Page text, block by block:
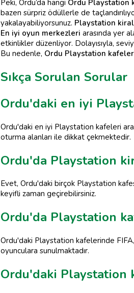
Peki, Ordu’da hangi Ordu Playstation
bazen sürpriz ödüllerle de
yakalayabiliyorsunuz. Playstation
En iyi oyun merkezleri arasında yer
etkinlikler düzenliyor. Dolayısıyla,
Bu nedenle, Ordu Playstation
Sıkça Sorulan Sorular
Ordu'daki en iyi
Ordu'daki en iyi Playstation kafeleri
oturma alanları ile dikkat çekmektedir.
Ordu'da Playstation
Evet, Ordu'daki birçok Playstation
keyifli zaman geçirebilirsiniz.
Ordu'da Playstation
Ordu'daki Playstation kafelerinde
oyunculara sunulmaktadır.
Ordu'daki Playstation